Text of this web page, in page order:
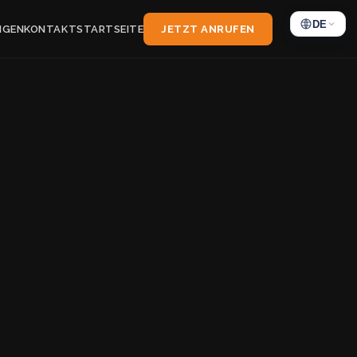
KONTAKTSTARTSEITE JETZT ANRUFEN DE